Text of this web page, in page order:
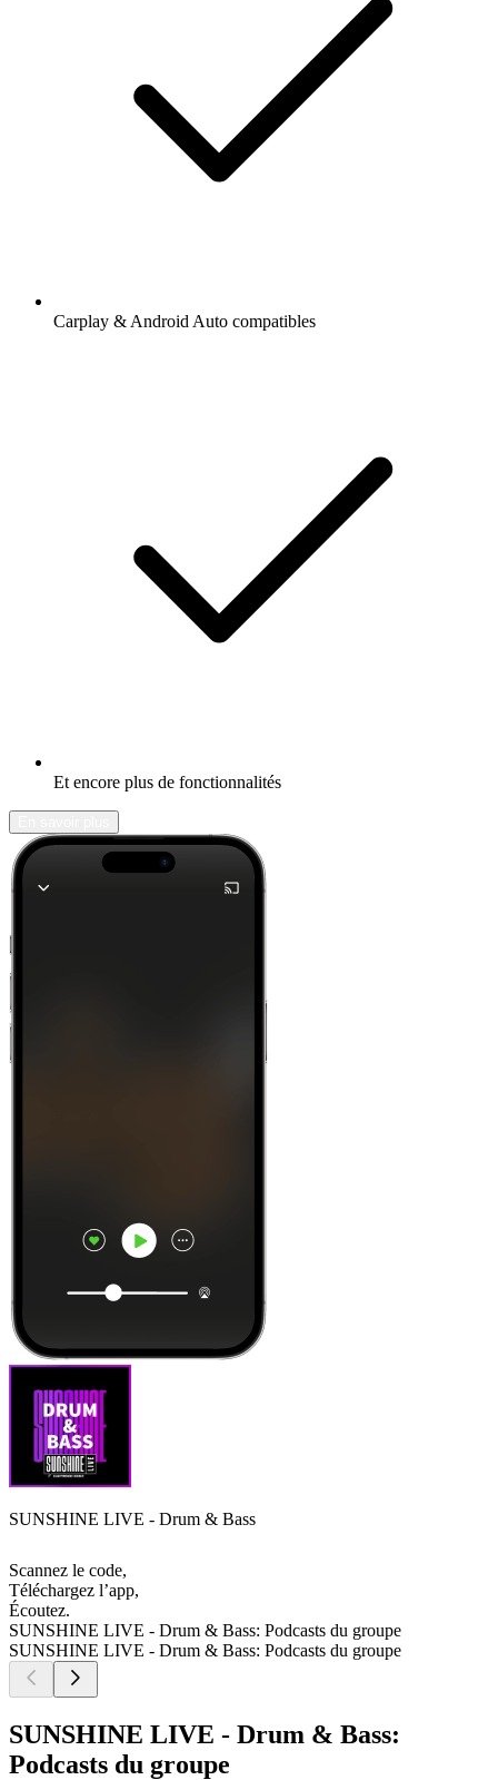
Carplay & Android Auto compatibles
Et encore plus de fonctionnalités
SUNSHINE LIVE - Drum & Bass
Scannez le code,
Téléchargez l’app,
Écoutez.
SUNSHINE LIVE - Drum & Bass: Podcasts du groupe
SUNSHINE LIVE - Drum & Bass: Podcasts du groupe
SUNSHINE LIVE - Drum & Bass:
Podcasts du groupe